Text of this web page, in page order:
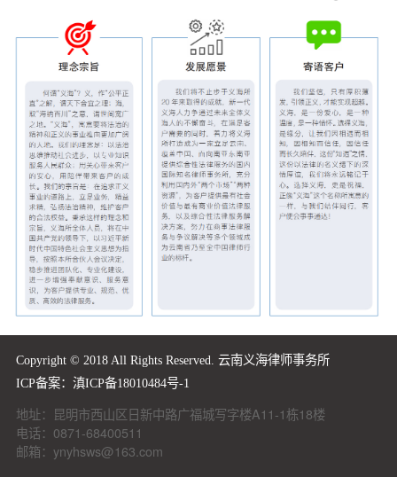
Copyright © 2018 All Rights Reserved. 云南义海律师事务所
ICP备案： 滇ICP备18010484号-1
地址：昆明市西山区日新中路广福城写字楼A11-1栋18楼
电话：0871-68400511
邮箱：ynyhsws@163.com